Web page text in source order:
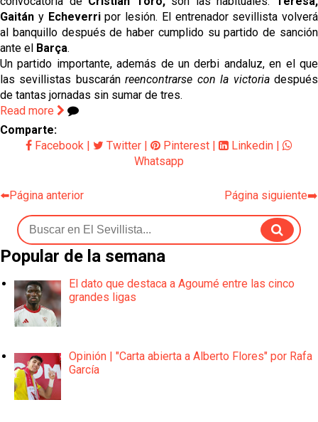
Gaitán y Echeverripor lesión. El entrenador sevillista volverá
al banquillo después de haber cumplido su partido de sanción
ante el Barça.
Un partido importante, además de un derbi andaluz, en el que
las sevillistas buscaránreencontrarse con la victoriadespués
de tantas jornadas sin sumar de tres.
Read more
Comparte:
Facebook
Twitter Pinterest Linkedin
Whatsapp
⬅️Página anterior Página siguiente➡️
Popular de la semana
El dato que destaca a Agoumé entre las cinco
grandes ligas
Opinión | "Carta abierta a Alberto Flores" por Rafa
García